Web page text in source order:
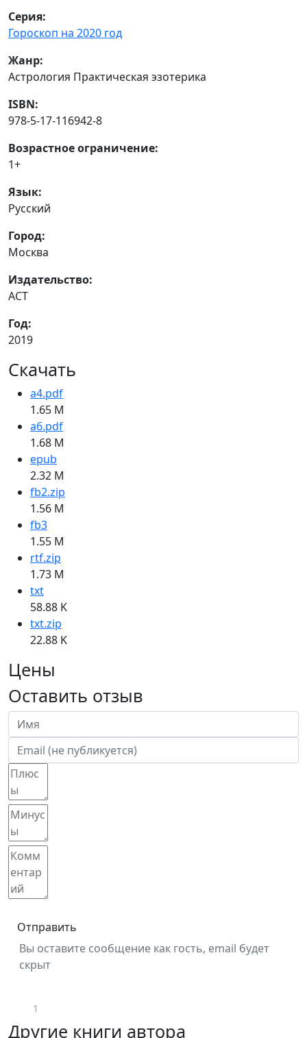
Серия:
Гороскоп на 2020 год
Жанр:
Астрология Практическая эзотерика
ISBN:
978-5-17-116942-8
Возрастное ограничение:
1+
Язык:
Русский
Город:
Москва
Издательство:
АСТ
Год:
2019
Скачать
a4.pdf
1.65 M
a6.pdf
1.68 M
epub
2.32 M
fb2.zip
1.56 M
fb3
1.55 M
rtf.zip
1.73 M
txt
58.88 K
txt.zip
22.88 K
Цены
Оставить отзыв
Отправить
Вы оставите сообщение как гость, email будет
скрыт
1
Другие книги автора